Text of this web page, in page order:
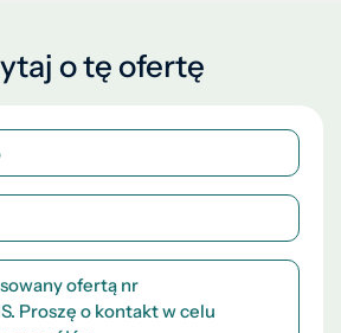
o tę ofertę